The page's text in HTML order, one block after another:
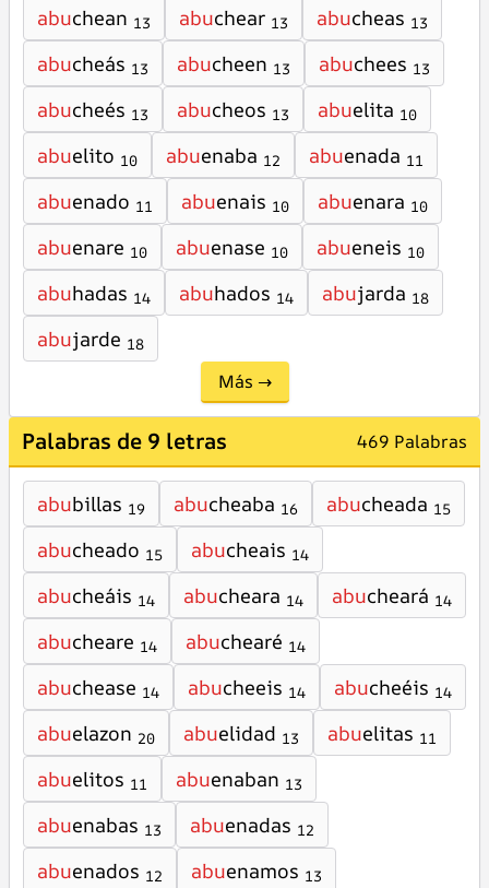
abuchean 13 abuchear 13 abucheas 13
abucheás 13 abucheen 13 abuchees 13
abucheés 13 abucheos 13 abuelita 10
abuelito 10 abuenaba 12 abuenada 11
abuenado 11 abuenais 10 abuenara 10
abuenare 10 abuenase 10 abueneis 10
abuhadas 14 abuhados 14 abujarda 18
abujarde 18
Más →
Palabras de 9 letras 469 Palabras
abubillas 19 abucheaba 16 abucheada 15
abucheado 15 abucheais 14
abucheáis 14 abucheara 14 abucheará 14
abucheare 14 abuchearé 14
abuchease 14 abucheeis 14 abucheéis 14
abuelazon 20 abuelidad 13 abuelitas 11
abuelitos 11 abuenaban 13
abuenabas 13 abuenadas 12
abuenados 12 abuenamos 13